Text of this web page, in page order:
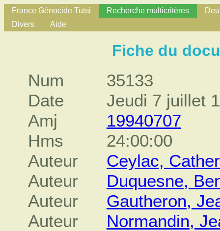
France Génocide Tutsi Recherche multicritères
Divers
Aide
Fiche du
Num
35133
Date
Jeudi 7 juillet
Amj
19940707
Hms
24:00:00
Auteur
Ceylac,
Auteur
Duquesne,
Auteur
Gautheron,
Auteur
Normandin,